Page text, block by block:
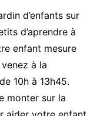
d’enfants sur
d’aprendre à
enfant mesure
à la
10h à 13h45.
monter sur la